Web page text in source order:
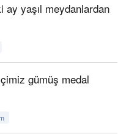
ay yaşıl meydanlardan
gümüş medal